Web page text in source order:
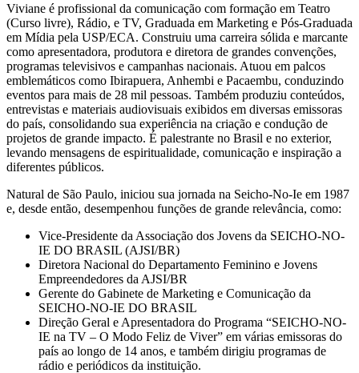
Viviane é profissional da comunicação com formação em Teatro
(Curso livre), Rádio, e TV, Graduada em Marketing e Pós-Graduada
em Mídia pela USP/ECA. Construiu uma carreira sólida e marcante
como apresentadora, produtora e diretora de grandes convenções,
programas televisivos e campanhas nacionais. Atuou em palcos
emblemáticos como Ibirapuera, Anhembi e Pacaembu, conduzindo
eventos para mais de 28 mil pessoas. Também produziu conteúdos,
entrevistas e materiais audiovisuais exibidos em diversas emissoras
do país, consolidando sua experiência na criação e condução de
projetos de grande impacto. É palestrante no Brasil e no exterior,
levando mensagens de espiritualidade, comunicação e inspiração a
diferentes públicos.
Natural de São Paulo, iniciou sua jornada na Seicho-No-Ie em 1987
e, desde então, desempenhou funções de grande relevância, como:
Vice-Presidente da Associação dos Jovens da SEICHO-NO-
IE DO BRASIL (AJSI/BR)
Diretora Nacional do Departamento Feminino e Jovens
Empreendedores da AJSI/BR
Gerente do Gabinete de Marketing e Comunicação da
SEICHO-NO-IE DO BRASIL
Direção Geral e Apresentadora do Programa “SEICHO-NO-
IE na TV – O Modo Feliz de Viver” em várias emissoras do
país ao longo de 14 anos, e também dirigiu programas de
rádio e periódicos da instituição.